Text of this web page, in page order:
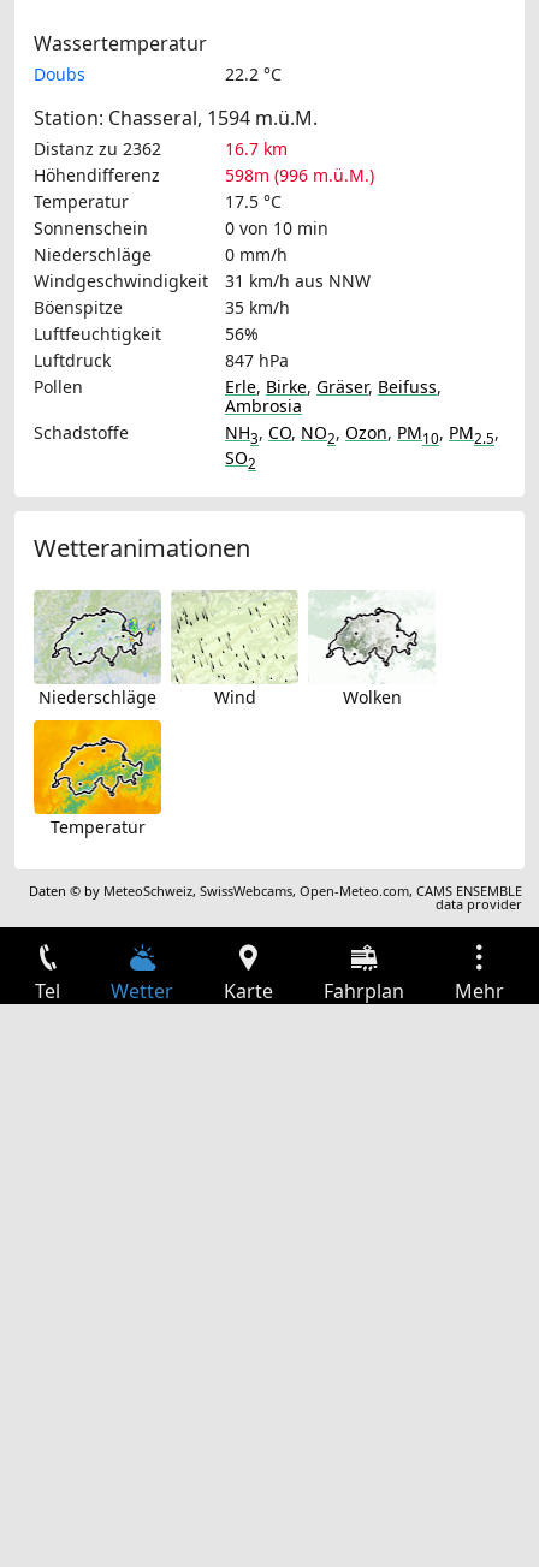
Wassertemperatur
Doubs 22.2 °C
Station: Chasseral, 1594 m.ü.M.
Distanz zu 2362
16.7 km
Höhendifferenz
598m (996 m.ü.M.)
Temperatur
17.5 °C
Sonnenschein
0 von 10 min
Niederschläge
0 mm/h
Windgeschwindigkeit
31 km/h aus NNW
Böenspitze
35 km/h
Luftfeuchtigkeit
56%
Luftdruck
847 hPa
Pollen
Erle, Birke, Gräser, Beifuss,
Ambrosia
Schadstoffe
NH3, CO, NO2, Ozon, PM10, PM2.5,
SO2
Wetteranimationen
Niederschläge Wind Wolken
Temperatur
Daten © by MeteoSchweiz,SwissWebcams,Open-Meteo.com,CAMS ENSEMBLE
data provider
Tel Wetter Karte Fahrplan Mehr